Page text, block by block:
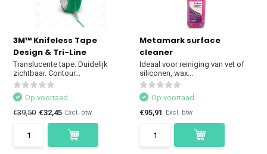
3M™ Knifeless Tape
Design & Tri-Line
Translucente tape. Duidelijk
zichtbaar. Contour...
Op voorraad
€39,50 €32,45 Excl. btw
Metamark surface
cleaner
Ideaal voor reiniging van vet of
siliconen, wax...
Op voorraad
€95,91
Excl. btw